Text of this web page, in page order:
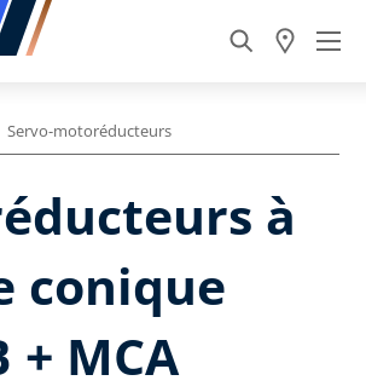
Servo-motoréducteurs
à
conique
+ MCA